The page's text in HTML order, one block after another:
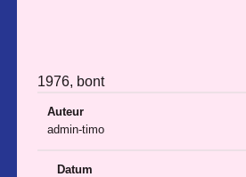
1976, bont
Auteur
admin-timo
Datum